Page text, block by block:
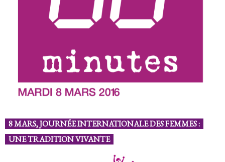
8 MARS, JOURNÉE INTERNATIONALE DES FEMMES :
UNE TRADITION VIVANTE